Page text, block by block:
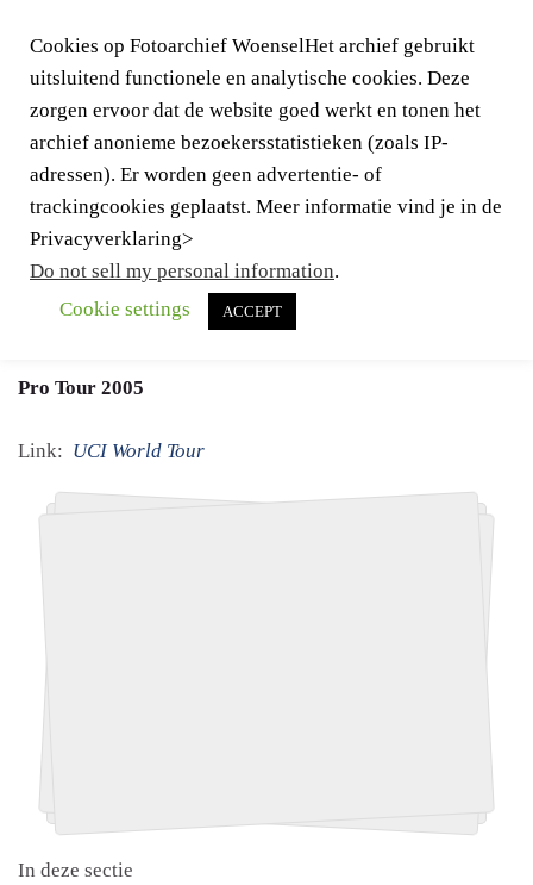
Evenementen
Pro Tour 2005
Link: UCI World Tour
In deze sectie
Cookies op Fotoarchief WoenselHet archief gebruikt
uitsluitend functionele en analytische cookies. Deze
zorgen ervoor dat de website goed werkt en tonen het
archief anonieme bezoekersstatistieken (zoals IP-
adressen). Er worden geen advertentie- of
trackingcookies geplaatst. Meer informatie vind je in de
Privacyverklaring>
Do not sell my personal information.
Cookie settings
ACCEPT